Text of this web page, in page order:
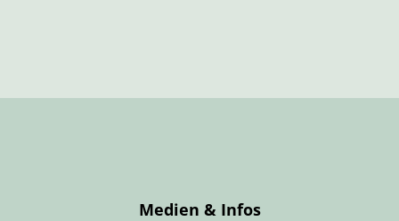
Medien & Infos